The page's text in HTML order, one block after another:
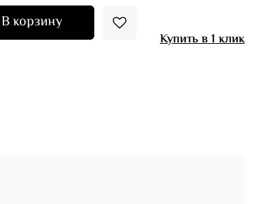
В корзину
Купить в 1 клик